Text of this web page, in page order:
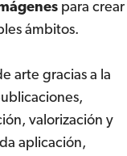
para crear
ámbitos.
arte gracias a la
valorización y
aplicación,